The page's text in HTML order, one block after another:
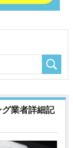
業者詳細記